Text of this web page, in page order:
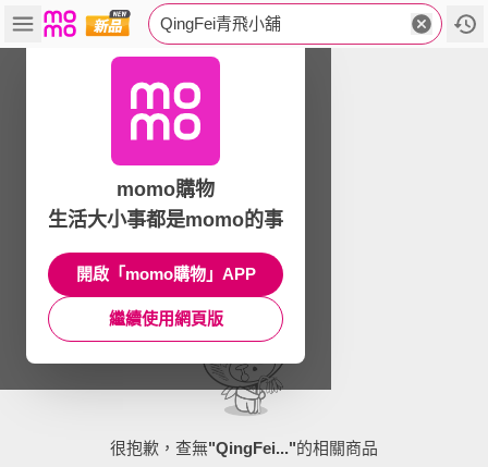
QingFei青飛小舖
很抱歉，查無"QingFei..."的相關商品
momo購物
生活大小事都是momo的事
開啟「momo購物」APP
繼續使用網頁版